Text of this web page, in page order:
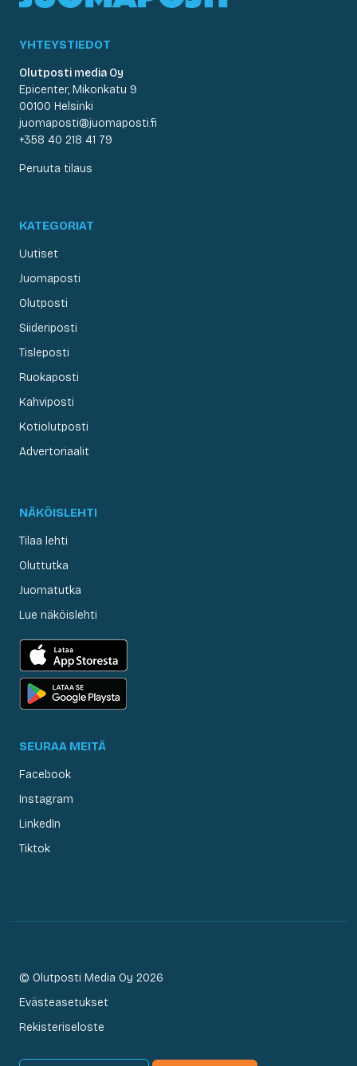
YHTEYSTIEDOT
Olutposti media Oy
Epicenter, Mikonkatu 9
00100 Helsinki
juomaposti@juomaposti.fi
+358 40 218 41 79
Peruuta tilaus
KATEGORIAT
Uutiset
Juomaposti
Olutposti
Siideriposti
Tisleposti
Ruokaposti
Kahviposti
Kotiolutposti
Advertoriaalit
NÄKÖISLEHTI
Tilaa lehti
Oluttutka
Juomatutka
Lue näköislehti
SEURAA MEITÄ
Facebook
Instagram
LinkedIn
Tiktok
© Olutposti Media Oy 2026
Evästeasetukset
Rekisteriseloste